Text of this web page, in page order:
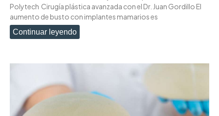
Polytech Cirugía plástica avanzada con el Dr. Juan Gordillo El
aumento de busto con implantes mamarios es
Continuar leyendo